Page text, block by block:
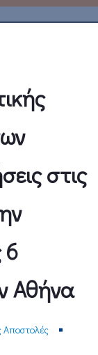
στις
6
Αθήνα
Αποστολές